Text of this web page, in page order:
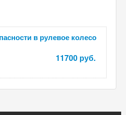
в рулевое колесо
11700 руб.